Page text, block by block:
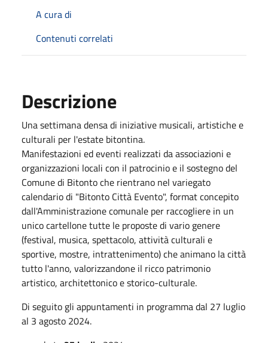
A cura di
Contenuti correlati
Descrizione
Una settimana densa di iniziative musicali, artistiche e
culturali per l'estate bitontina.
Manifestazioni ed eventi realizzati da associazioni e
organizzazioni locali con il patrocinio e il sostegno del
Comune di Bitonto che rientrano nel variegato
calendario di "Bitonto Città Evento", format concepito
dall'Amministrazione comunale per raccogliere in un
unico cartellone tutte le proposte di vario genere
(festival, musica, spettacolo, attività culturali e
sportive, mostre, intrattenimento) che animano la città
tutto l'anno, valorizzandone il ricco patrimonio
artistico, architettonico e storico-culturale.
Di seguito gli appuntamenti in programma dal 27 luglio
al 3 agosto 2024.